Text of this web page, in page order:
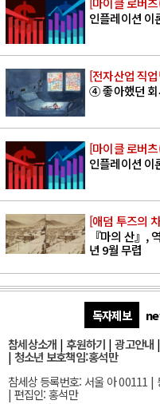
인플레이션 이
[전자산업 직
④ 좋아했던 회
[마이클 로버
인플레이션 이
[애덤 투즈의
『마의 산』,
년 9월 무렵
독자제보
참세상소개 | 후원하기 |광고안내 |
| 청소년 보호책임:홍석만
참세상 등록번호: 서울 아 00111
| 편집인: 홍석만